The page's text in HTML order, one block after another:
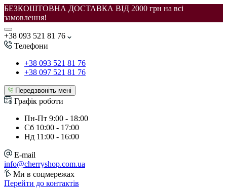
БЕЗКОШТОВНА ДОСТАВКА ВІД 2000 грн на всі
замовлення!
+38 093 521 81 76
Телефони
+38 093 521 81 76
+38 097 521 81 76
Передзвоніть мені
Графік роботи
Пн-Пт 9:00 - 18:00
Сб 10:00 - 17:00
Нд 11:00 - 16:00
E-mail
info@cherryshop.com.ua
Ми в соцмережах
Перейти до контактів